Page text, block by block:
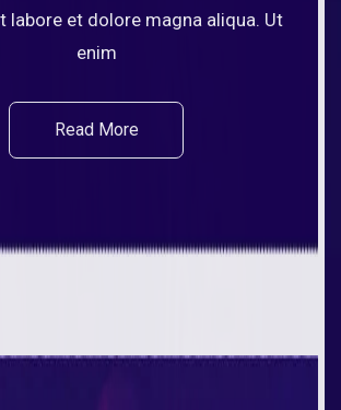
labore et dolore magna aliqua. Ut
enim
Read More